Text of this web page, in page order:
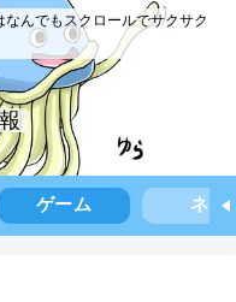
んでもスクロールでサクサク
ゲーム ネタ